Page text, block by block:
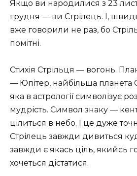
Якщо ви народилися з 23
грудня — ви Стрілець. І,
вже говорили не раз, бо
помітні.
Стихія Стрільця — вогонь.
— Юпітер, найбільша планета
яка в астрології символізує
мудрість. Символ знаку —
цілиться в небо. І це дуже
Стрілець завжди дивиться
завжди є якась ціль, якийсь
хочеться дістатися.